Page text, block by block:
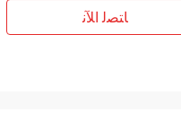
ﺎﺘﺼﻟ ﺍﻶﻧ